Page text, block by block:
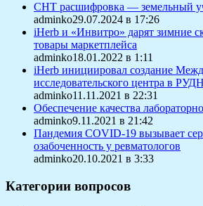
СНТ расшифровка — земельный
adminko29.07.2024 в 17:26
iHerb и «Инвитро» дарят зимние
товары маркетплейса
adminko18.01.2022 в 1:11
iHerb инициировал создание
исследовательского центра в РУДН
adminko11.11.2021 в 22:31
Обеспечение качества
adminko9.11.2021 в 21:42
Пандемия COVID-19 вызывает
озабоченность у ревматологов
adminko20.10.2021 в 3:33
Категории вопросов